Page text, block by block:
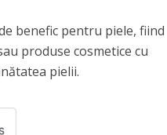
benefic pentru piele, fiind
produse cosmetice cu
pielii.